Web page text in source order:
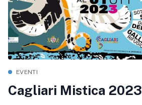
EVENTI
Cagliari Mistica 2023